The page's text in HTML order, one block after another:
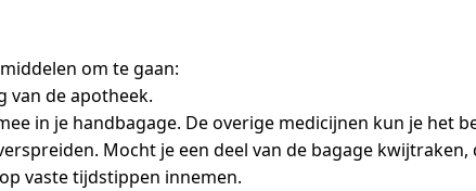
om te gaan:
van de apotheek.
in je handbagage. De overige medicijnen kun je het
Mocht je een deel van de bagage kwijtraken,
vaste tijdstippen innemen.